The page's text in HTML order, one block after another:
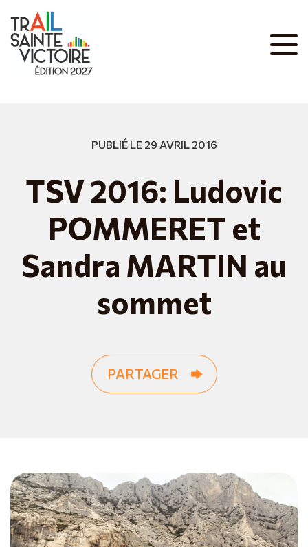
PUBLIÉ LE 29 AVRIL 2016
TSV 2016: Ludovic
POMMERET et
Sandra MARTIN au
sommet
PARTAGER